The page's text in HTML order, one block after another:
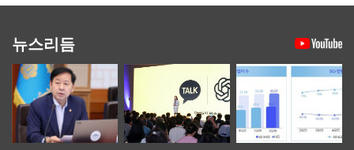
뉴스리듬